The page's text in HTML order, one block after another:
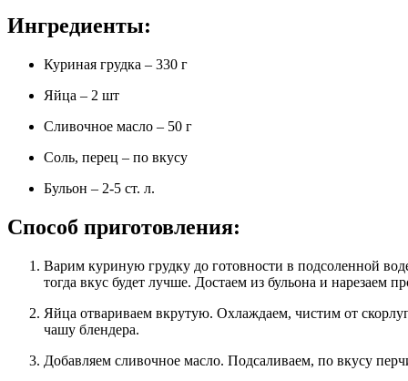
Ингредиенты:
Куриная грудка – 330 г
Яйца – 2 шт
Сливочное масло – 50 г
Соль, перец – по вкусу
Бульон – 2-5 ст. л.
Способ приготовления:
Варим куриную грудку до готовности в подсоленной воде. По возможности оставляем ее остыть в бульоне –
тогда вкус будет лучше. Достаем из бульона и нарезаем
Яйца отвариваем вкрутую. Охлаждаем, чистим от скорлупы и режем пополам. Составляем вместе с мясом в
чашу блендера.
Добавляем сливочное масло. Подсаливаем, по вкусу